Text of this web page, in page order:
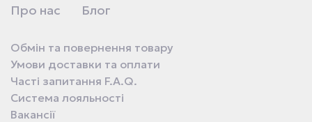
Про нас Блог
Обмін та повернення товару
Умови доставки та оплати
Часті запитання F.A.Q.
Система лояльності
Вакансії